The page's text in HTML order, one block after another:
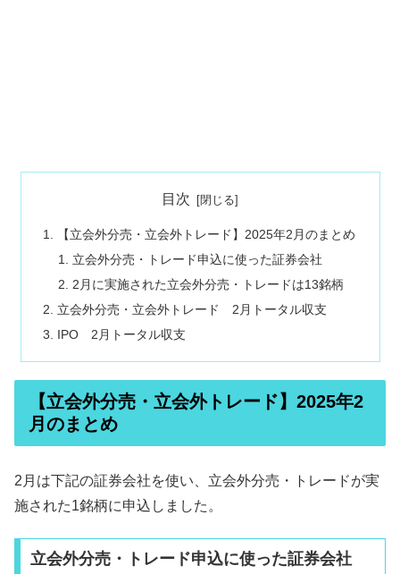
目次
【立会外分売・立会外トレード】2025年2月のまとめ
立会外分売・トレード申込に使った証券会社
2月に実施された立会外分売・トレードは13銘柄
立会外分売・立会外トレード 2月トータル収支
IPO 2月トータル収支
【立会外分売・立会外トレード】2025年2
月のまとめ
2月は下記の証券会社を使い、立会外分売・トレードが実
施された1銘柄に申込しました。
立会外分売・トレード申込に使った証券会社